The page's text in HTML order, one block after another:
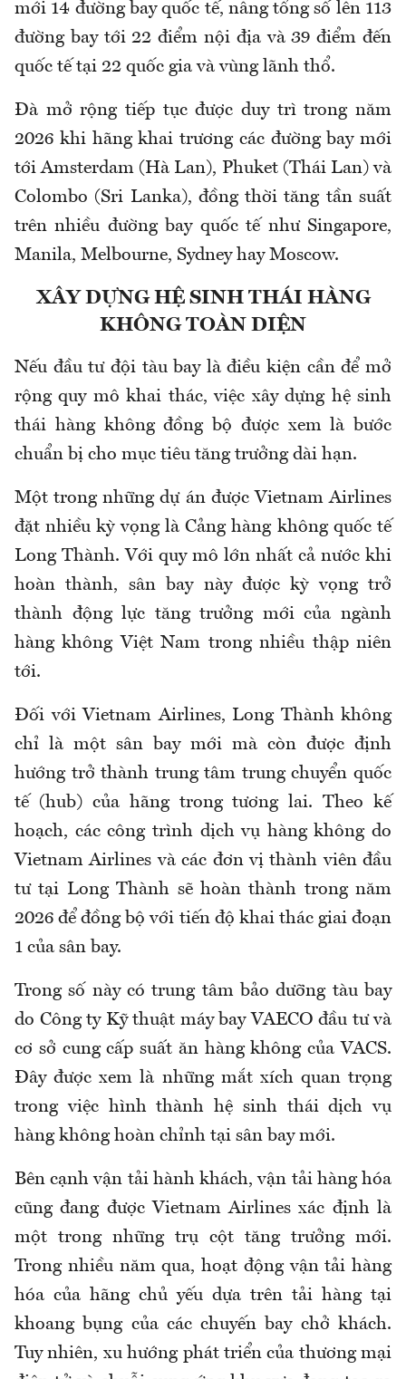
mới 14 đường bay quốc tế, nâng tổng số lên 113
đường bay tới 22 điểm nội địa và 39 điểm đến
quốc tế tại 22 quốc gia và vùng lãnh thổ.
Đà mở rộng tiếp tục được duy trì trong năm
2026 khi hãng khai trương các đường bay mới
tới Amsterdam (Hà Lan), Phuket (Thái Lan) và
Colombo (Sri Lanka), đồng thời tăng tần suất
trên nhiều đường bay quốc tế như Singapore,
Manila, Melbourne, Sydney hay Moscow.
XÂY DỰNG HỆ SINH THÁI HÀNG
KHÔNG TOÀN DIỆN
Nếu đầu tư đội tàu bay là điều kiện cần để mở
rộng quy mô khai thác, việc xây dựng hệ sinh
thái hàng không đồng bộ được xem là bước
chuẩn bị cho mục tiêu tăng trưởng dài hạn.
Một trong những dự án được Vietnam Airlines
đặt nhiều kỳ vọng là Cảng hàng không quốc tế
Long Thành. Với quy mô lớn nhất cả nước khi
hoàn thành, sân bay này được kỳ vọng trở
thành động lực tăng trưởng mới của ngành
hàng không Việt Nam trong nhiều thập niên
tới.
Đối với Vietnam Airlines, Long Thành không
chỉ là một sân bay mới mà còn được định
hướng trở thành trung tâm trung chuyển quốc
tế (hub) của hãng trong tương lai. Theo kế
hoạch, các công trình dịch vụ hàng không do
Vietnam Airlines và các đơn vị thành viên đầu
tư tại Long Thành sẽ hoàn thành trong năm
2026 để đồng bộ với tiến độ khai thác giai đoạn
1 của sân bay.
Trong số này có trung tâm bảo dưỡng tàu bay
do Công ty Kỹ thuật máy bay VAECO đầu tư và
cơ sở cung cấp suất ăn hàng không của VACS.
Đây được xem là những mắt xích quan trọng
trong việc hình thành hệ sinh thái dịch vụ
hàng không hoàn chỉnh tại sân bay mới.
Bên cạnh vận tải hành khách, vận tải hàng hóa
cũng đang được Vietnam Airlines xác định là
một trong những trụ cột tăng trưởng mới.
Trong nhiều năm qua, hoạt động vận tải hàng
hóa của hãng chủ yếu dựa trên tải hàng tại
khoang bụng của các chuyến bay chở khách.
Tuy nhiên, xu hướng phát triển của thương mại